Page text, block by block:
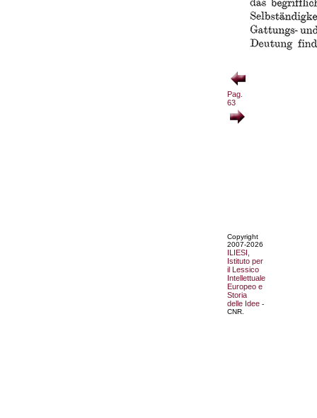
Pag.
63
Copyright
2007-2026
ILIESI,
Istituto per
il Lessico
Intellettuale
Europeo e
Storia
delle Idee -
CNR.